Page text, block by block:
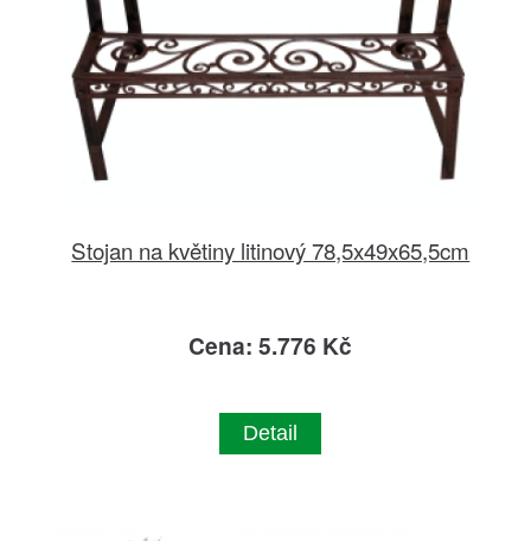
Stojan na květiny litinový 78,5x49x65,5cm
Cena: 5.776 Kč
Detail